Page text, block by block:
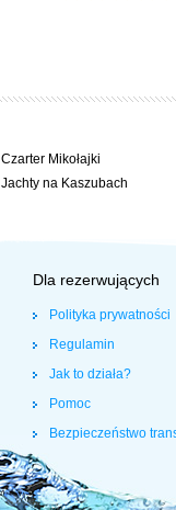
Czarter Mikołajki
Jachty na Kaszubach
Dla rezerwujących
Polityka prywatności
Regulamin
Jak to działa?
Pomoc
Bezpieczeństwo